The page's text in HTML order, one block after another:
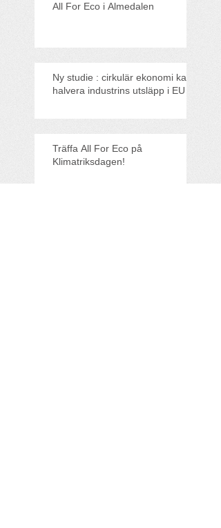
All For Eco i Almedalen
Ny studie : cirkulär ekonomi kan
halvera industrins utsläpp i EU
Träffa All For Eco på
Klimatriksdagen!